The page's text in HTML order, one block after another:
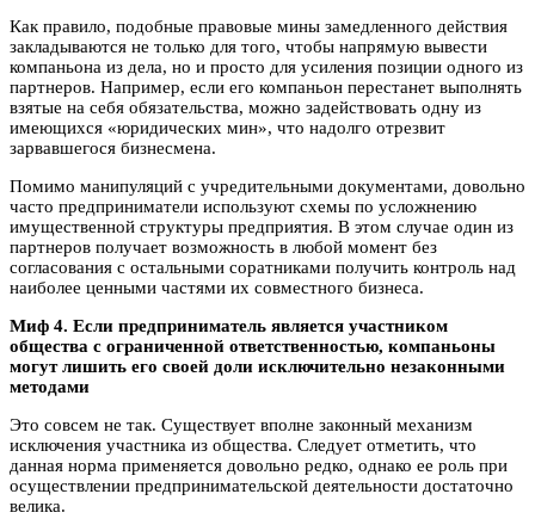
Как правило, подобные правовые мины замедленного действия
закладываются не только для того, чтобы напрямую вывести
компаньона из дела, но и просто для усиления позиции одного из
партнеров. Например, если его компаньон перестанет выполнять
взятые на себя обязательства, можно задействовать одну из
имеющихся «юридических мин», что надолго отрезвит
зарвавшегося бизнесмена.
Помимо манипуляций с учредительными документами, довольно
часто предприниматели используют схемы по усложнению
имущественной структуры предприятия. В этом случае один из
партнеров получает возможность в любой момент без
согласования с остальными соратниками получить контроль над
наиболее ценными частями их совместного бизнеса.
Миф 4. Если предприниматель является участником
общества с ограниченной ответственностью, компаньоны
могут лишить его своей доли исключительно незаконными
методами
Это совсем не так. Существует вполне законный механизм
исключения участника из общества. Следует отметить, что
данная норма применяется довольно редко, однако ее роль при
осуществлении предпринимательской деятельности достаточно
велика.